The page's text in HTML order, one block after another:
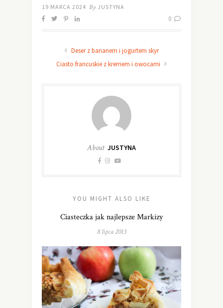
19 MARCA 2024 By JUSTYNA
0
Deser z bananem i jogurtem skyr
Ciasto francuskie z kremem i owocami
About JUSTYNA
YOU MIGHT ALSO LIKE
Ciasteczka jak najlepsze Markizy
8 lipca 2013